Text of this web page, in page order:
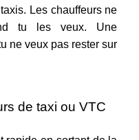
Les chauffeurs ne
tu les veux. Une
ne veux pas rester sur
de taxi ou VTC